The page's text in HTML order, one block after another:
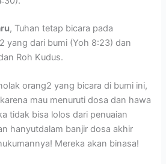
, Tuhan tetap bicara pada
yang dari bumi (Yoh 8:23) dan
Roh Kudus.
orang2 yang bicara di bumi ini,
mau menuruti dosa dan hawa
tidak bisa lolos dari penuaian
hanyutdalam banjir dosa akhir
Mereka akan binasa!